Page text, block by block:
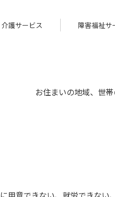
介護サービス 障害福祉サ
お住まいの地域、世